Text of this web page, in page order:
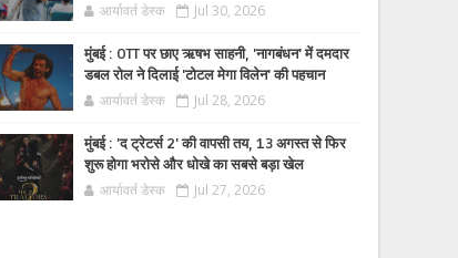
आर्यावर्त डेस्क Jul 30, 2026
मुंबई : OTT पर छाए ऋषभ साहनी, 'नागबंधन' में दमदार
डबल रोल ने दिलाई 'टोटल मेगा विलेन' की पहचान
आर्यावर्त डेस्क Jul 28, 2026
मुंबई : 'द ट्रेटर्स 2' की वापसी तय, 13 अगस्त से फिर
शुरू होगा भरोसे और धोखे का सबसे बड़ा खेल
आर्यावर्त डेस्क Jul 27, 2026